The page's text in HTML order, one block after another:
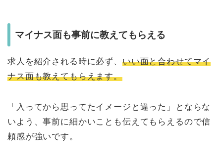
マイナス面も事前に教えてもらえる
求人を紹介される時に必ず、 いい面と合わせてマイ
ナス面も教えてもらえます。
「入ってから思ってたイメージと違った」とならな
いよう、事前に細かいことも伝えてもらえるので信
頼感が強いです。